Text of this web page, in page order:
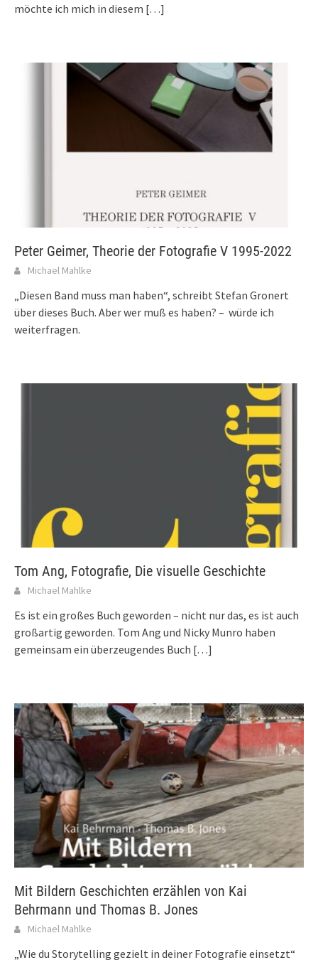
möchte ich mich in diesem […]
Peter Geimer, Theorie der Fotografie V 1995-2022
Michael Mahlke
„Diesen Band muss man haben“, schreibt Stefan Gronert
über dieses Buch. Aber wer muß es haben? – würde ich
weiterfragen.
Tom Ang, Fotografie, Die visuelle Geschichte
Michael Mahlke
Es ist ein großes Buch geworden – nicht nur das, es ist auch
großartig geworden. Tom Ang und Nicky Munro haben
gemeinsam ein überzeugendes Buch […]
Mit Bildern Geschichten erzählen von Kai
Behrmann und Thomas B. Jones
Michael Mahlke
„Wie du Storytelling gezielt in deiner Fotografie einsetzt“